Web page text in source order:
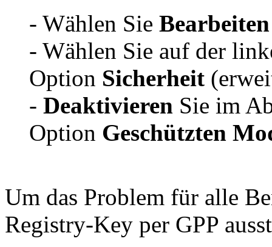
- Wählen Sie
- Wählen Sie auf der
Option Sicherheit
- Deaktivieren Sie im
Option Geschützten
Um das Problem für alle
Registry-Key per GPP